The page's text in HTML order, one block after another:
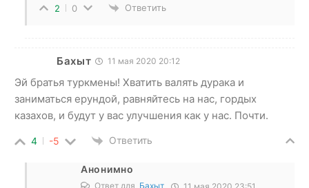
2 0 Ответить
Бахыт 11 мая 2020 20:12
Эй братья туркмены! Хватить валять дурака и
заниматься ерундой, равняйтесь на нас, гордых
казахов, и будут у вас улучшения как у нас. Почти.
4 -5 Ответить
Анонимно
Ответ для Бахыт